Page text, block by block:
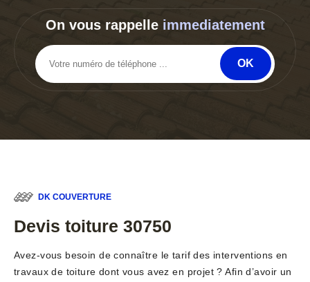
On vous rappelle immediatement
DK COUVERTURE
Devis toiture 30750
Avez-vous besoin de connaître le tarif des interventions en
travaux de toiture dont vous avez en projet ? Afin d’avoir un